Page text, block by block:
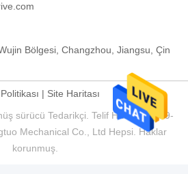
Bölgesi, Changzhou, Jiangsu, Çin
| Site Haritası
sürücü Tedarikçi. Telif Hakkı © 2019-
Mechanical Co., Ltd Hepsi. Haklar
korunmuş.